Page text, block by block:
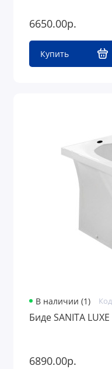
6650.00р.
Купить
В наличии (1)
Биде SANITA
6890.00р.